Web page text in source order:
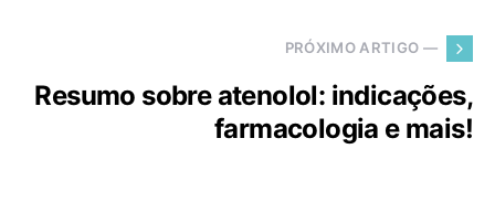
PRÓXIMO ARTIGO —
Resumo sobre atenolol: indicações,
farmacologia e mais!